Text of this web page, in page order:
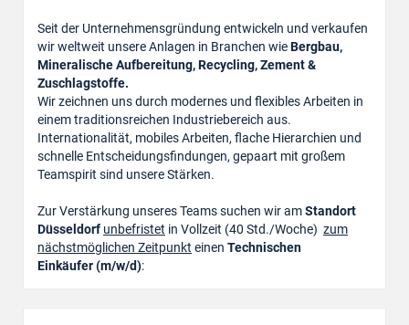
Seit der Unternehmensgründung entwickeln und verkaufen
wir weltweit unsere Anlagen in Branchen wieBergbau,
Mineralische Aufbereitung, Recycling, Zement &
Zuschlagstoffe.
Wir zeichnen uns durch modernes und flexibles Arbeiten in
einem traditionsreichen Industriebereich aus.
Internationalität, mobiles Arbeiten, flache Hierarchien und
schnelle Entscheidungsfindungen, gepaart mit großem
Teamspirit sind unsere Stärken.
Zur Verstärkung unseres Teams suchen wir amStandort
Düsseldorf unbefristet in Vollzeit (40 Std./Woche) zum
nächstmöglichen Zeitpunkt einen Technischen
Einkäufer (m/w/d):